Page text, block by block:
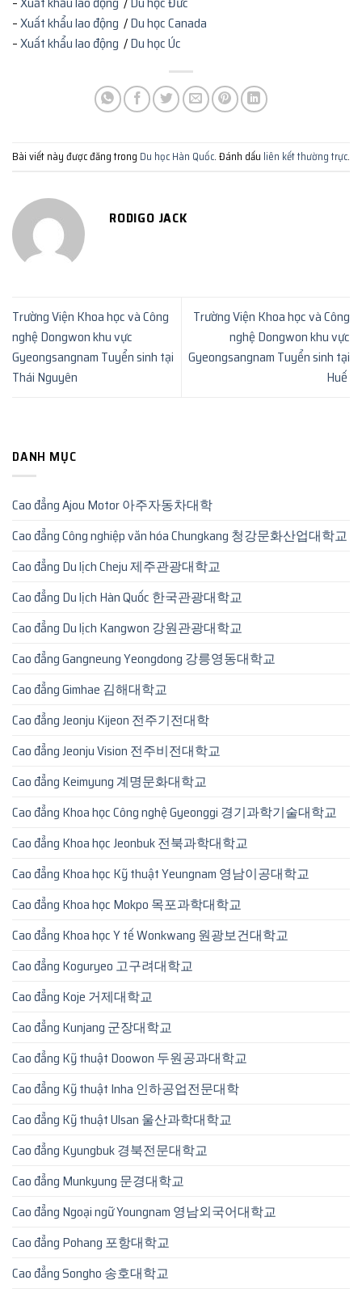
–Xuất khẩu lao động /Du học Canada
–Xuất khẩu lao động /Du học Úc
Bài viết này được đăng trong Du học Hàn Quốc. Đánh dấu liên kết thường trực.
RODIGO JACK
Trường Viện Khoa học và Công
nghệ Dongwon khu vực
Gyeongsangnam Tuyển sinh tại
Thái Nguyên
Trường Viện Khoa học và Công
nghệ Dongwon khu vực
Gyeongsangnam Tuyển sinh tại
Huế
DANH MỤC
Cao đẳng Ajou Motor 아주자동차대학
Cao đẳng Công nghiệp văn hóa Chungkang 청강문화산업대학교
Cao đẳng Du lịch Cheju 제주관광대학교
Cao đẳng Du lịch Hàn Quốc 한국관광대학교
Cao đẳng Du lịch Kangwon 강원관광대학교
Cao đẳng Gangneung Yeongdong 강릉영동대학교
Cao đẳng Gimhae 김해대학교
Cao đẳng Jeonju Kijeon 전주기전대학
Cao đẳng Jeonju Vision 전주비전대학교
Cao đẳng Keimyung 계명문화대학교
Cao đẳng Khoa học Công nghệ Gyeonggi 경기과학기술대학교
Cao đẳng Khoa học Jeonbuk 전북과학대학교
Cao đẳng Khoa học Kỹ thuật Yeungnam 영남이공대학교
Cao đẳng Khoa học Mokpo 목포과학대학교
Cao đẳng Khoa học Y tế Wonkwang 원광보건대학교
Cao đẳng Koguryeo 고구려대학교
Cao đẳng Koje 거제대학교
Cao đẳng Kunjang 군장대학교
Cao đẳng Kỹ thuật Doowon 두원공과대학교
Cao đẳng Kỹ thuật Inha 인하공업전문대학
Cao đẳng Kỹ thuật Ulsan 울산과학대학교
Cao đẳng Kyungbuk 경북전문대학교
Cao đẳng Munkyung 문경대학교
Cao đẳng Ngoại ngữ Youngnam 영남외국어대학교
Cao đẳng Pohang 포항대학교
Cao đẳng Songho 송호대학교